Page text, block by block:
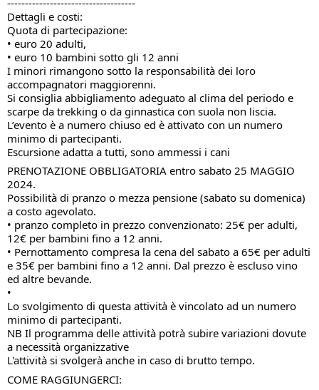
Dettagli e costi:
Quota di partecipazione:
• euro 20 adulti,
• euro 10 bambini sotto gli 12 anni
I minori rimangono sotto la responsabilità dei loro
accompagnatori maggiorenni.
Si consiglia abbigliamento adeguato al clima del periodo e
scarpe da trekking o da ginnastica con suola non liscia.
L’evento è a numero chiuso ed è attivato con un numero
minimo di partecipanti.
Escursione adatta a tutti, sono ammessi i cani
PRENOTAZIONE OBBLIGATORIA entro sabato 25 MAGGIO
2024.
Possibilità di pranzo o mezza pensione (sabato su domenica)
a costo agevolato.
• pranzo completo in prezzo convenzionato: 25€ per adulti,
12€ per bambini fino a 12 anni.
• Pernottamento compresa la cena del sabato a 65€ per adulti
e 35€ per bambini fino a 12 anni. Dal prezzo è escluso vino
ed altre bevande.
•
Lo svolgimento di questa attività è vincolato ad un numero
minimo di partecipanti.
NB Il programma delle attività potrà subire variazioni dovute
a necessità organizzative
L'attività si svolgerà anche in caso di brutto tempo.
COME RAGGIUNGERCI: